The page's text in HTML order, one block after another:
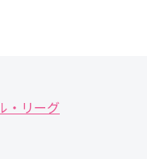
・リーグ